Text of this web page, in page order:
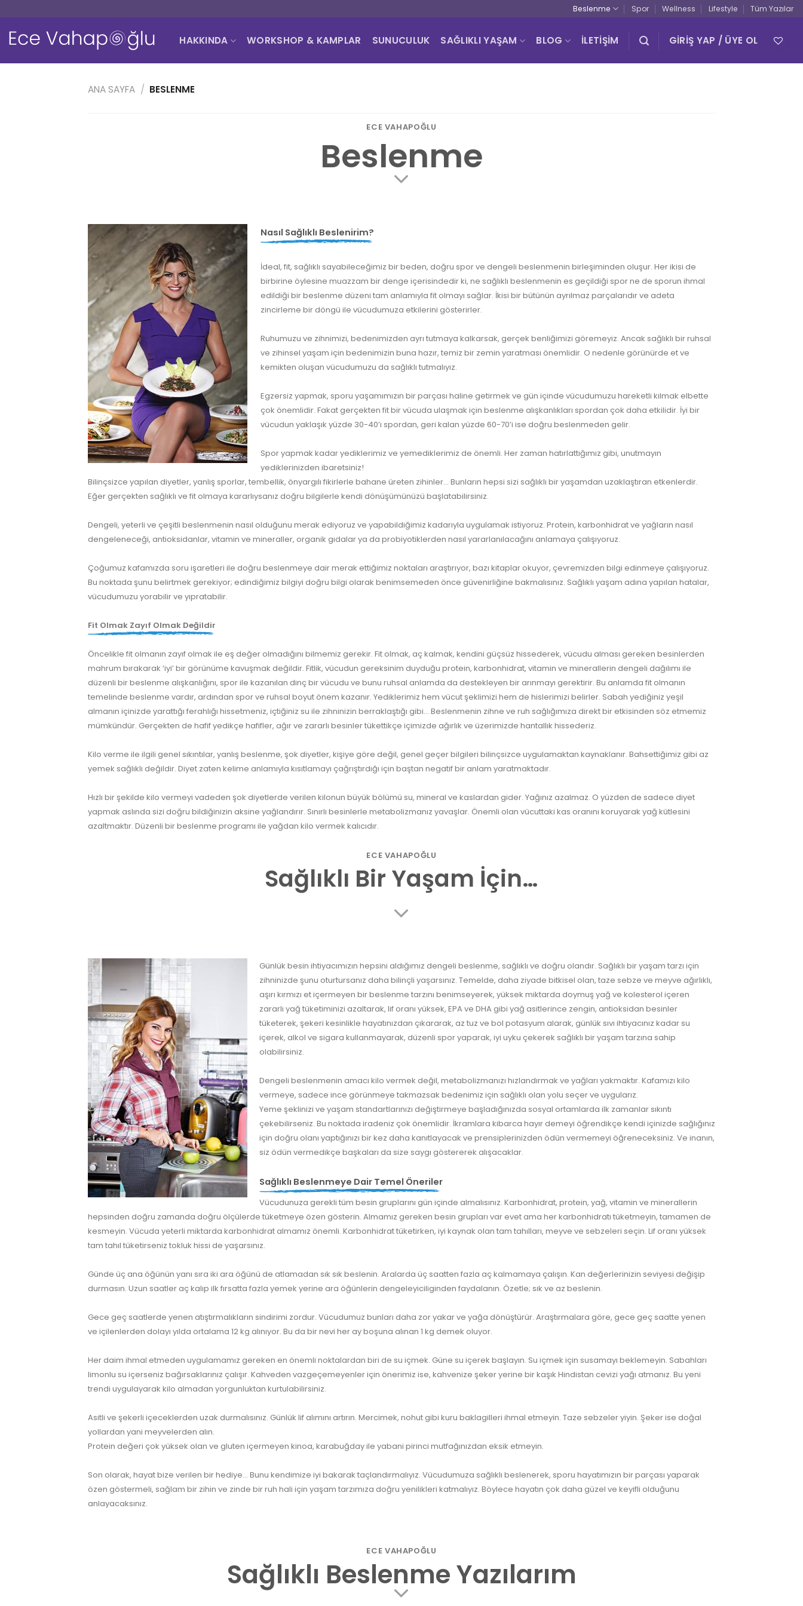
content
Beslenme Spor Wellness Lifestyle Tüm Yazılar
HAKKINDA WORKSHOP & KAMPLAR SUNUCULUK SAĞLIKLI YAŞAM BLOG İLETİŞİM GIRIŞ YAP / ÜYE OL
ANA SAYFA / BESLENME
ECE VAHAPOĞLU
Beslenme
Nasıl Sağlıklı Beslenirim?
İdeal, fit, sağlıklı sayabileceğimiz bir beden, doğru spor ve dengeli beslenmenin birleşiminden oluşur. Her ikisi de
birbirine öylesine muazzam bir denge içerisindedir ki, ne sağlıklı beslenmenin es geçildiği spor ne de sporun ihmal
edildiği bir beslenme düzeni tam anlamıyla fit olmayı sağlar. İkisi bir bütünün ayrılmaz parçalarıdır ve adeta
zincirleme bir döngü ile vücudumuza etkilerini gösterirler.
Ruhumuzu ve zihnimizi, bedenimizden ayrı tutmaya kalkarsak, gerçek benliğimizi göremeyiz. Ancak sağlıklı bir ruhsal
ve zihinsel yaşam için bedenimizin buna hazır, temiz bir zemin yaratması önemlidir. O nedenle görünürde et ve
kemikten oluşan vücudumuzu da sağlıklı tutmalıyız.
Egzersiz yapmak, sporu yaşamımızın bir parçası haline getirmek ve gün içinde vücudumuzu hareketli kılmak elbette
çok önemlidir. Fakat gerçekten fit bir vücuda ulaşmak için beslenme alışkanlıkları spordan çok daha etkilidir. İyi bir
vücudun yaklaşık yüzde 30-40’ı spordan, geri kalan yüzde 60-70’i ise doğru beslenmeden gelir.
Spor yapmak kadar yediklerimiz ve yemediklerimiz de önemli. Her zaman hatırlattığımız gibi, unutmayın
yediklerinizden ibaretsiniz!
Bilinçsizce yapılan diyetler, yanlış sporlar, tembellik, önyargılı fikirlerle bahane üreten zihinler… Bunların hepsi sizi sağlıklı bir yaşamdan uzaklaştıran etkenlerdir.
Eğer gerçekten sağlıklı ve fit olmaya kararlıysanız doğru bilgilerle kendi dönüşümünüzü başlatabilirsiniz.
Dengeli, yeterli ve çeşitli beslenmenin nasıl olduğunu merak ediyoruz ve yapabildiğimiz kadarıyla uygulamak istiyoruz. Protein, karbonhidrat ve yağların nasıl
dengeleneceği, antioksidanlar, vitamin ve mineraller, organik gıdalar ya da probiyotiklerden nasıl yararlanılacağını anlamaya çalışıyoruz.
Çoğumuz kafamızda soru işaretleri ile doğru beslenmeye dair merak ettiğimiz noktaları araştırıyor, bazı kitaplar okuyor, çevremizden bilgi edinmeye çalışıyoruz.
Bu noktada şunu belirtmek gerekiyor; edindiğimiz bilgiyi doğru bilgi olarak benimsemeden önce güvenirliğine bakmalısınız. Sağlıklı yaşam adına yapılan hatalar,
vücudumuzu yorabilir ve yıpratabilir.
Fit Olmak Zayıf Olmak Değildir
Öncelikle fit olmanın zayıf olmak ile eş değer olmadığını bilmemiz gerekir. Fit olmak, aç kalmak, kendini güçsüz hissederek, vücudu alması gereken besinlerden
mahrum bırakarak ‘iyi’ bir görünüme kavuşmak değildir. Fitlik, vücudun gereksinim duyduğu protein, karbonhidrat, vitamin ve minerallerin dengeli dağılımı ile
düzenli bir beslenme alışkanlığını, spor ile kazanılan dinç bir vücudu ve bunu ruhsal anlamda da destekleyen bir arınmayı gerektirir. Bu anlamda fit olmanın
temelinde beslenme vardır, ardından spor ve ruhsal boyut önem kazanır. Yediklerimiz hem vücut şeklimizi hem de hislerimizi belirler. Sabah yediğiniz yeşil
almanın içinizde yarattığı ferahlığı hissetmeniz, içtiğiniz su ile zihninizin berraklaştığı gibi… Beslenmenin zihne ve ruh sağlığımıza direkt bir etkisinden söz etmemiz
mümkündür. Gerçekten de hafif yedikçe hafifler, ağır ve zararlı besinler tükettikçe içimizde ağırlık ve üzerimizde hantallık hissederiz.
Kilo verme ile ilgili genel sıkıntılar, yanlış beslenme, şok diyetler, kişiye göre değil, genel geçer bilgileri bilinçsizce uygulamaktan kaynaklanır. Bahsettiğimiz gibi az
yemek sağlıklı değildir. Diyet zaten kelime anlamıyla kısıtlamayı çağrıştırdığı için baştan negatif bir anlam yaratmaktadır.
Hızlı bir şekilde kilo vermeyi vadeden şok diyetlerde verilen kilonun büyük bölümü su, mineral ve kaslardan gider. Yağınız azalmaz. O yüzden de sadece diyet
yapmak aslında sizi doğru bildiğinizin aksine yağlandırır. Sınırlı besinlerle metabolizmanız yavaşlar. Önemli olan vücuttaki kas oranını koruyarak yağ kütlesini
azaltmaktır. Düzenli bir beslenme programı ile yağdan kilo vermek kalıcıdır.
ECE VAHAPOĞLU
Sağlıklı Bir Yaşam İçin…
Günlük besin ihtiyacımızın hepsini aldığımız dengeli beslenme, sağlıklı ve doğru olandır. Sağlıklı bir yaşam tarzı için
zihninizde şunu oturtursanız daha bilinçli yaşarsınız. Temelde, daha ziyade bitkisel olan, taze sebze ve meyve ağırlıklı,
aşırı kırmızı et içermeyen bir beslenme tarzını benimseyerek, yüksek miktarda doymuş yağ ve kolesterol içeren
zararlı yağ tüketiminizi azaltarak, lif oranı yüksek, EPA ve DHA gibi yağ asitlerince zengin, antioksidan besinler
tüketerek, şekeri kesinlikle hayatınızdan çıkararak, az tuz ve bol potasyum alarak, günlük sıvı ihtiyacınız kadar su
içerek, alkol ve sigara kullanmayarak, düzenli spor yaparak, iyi uyku çekerek sağlıklı bir yaşam tarzına sahip
olabilirsiniz.
Dengeli beslenmenin amacı kilo vermek değil, metabolizmanızı hızlandırmak ve yağları yakmaktır. Kafamızı kilo
vermeye, sadece ince görünmeye takmazsak bedenimiz için sağlıklı olan yolu seçer ve uygularız.
Yeme şeklinizi ve yaşam standartlarınızı değiştirmeye başladığınızda sosyal ortamlarda ilk zamanlar sıkıntı
çekebilirseniz. Bu noktada iradeniz çok önemlidir. İkramlara kibarca hayır demeyi öğrendikçe kendi içinizde sağlığınız
için doğru olanı yaptığınızı bir kez daha kanıtlayacak ve prensiplerinizden ödün vermemeyi öğreneceksiniz. Ve inanın,
siz ödün vermedikçe başkaları da size saygı göstererek alışacaklar.
Sağlıklı Beslenmeye Dair Temel Öneriler
Vücudunuza gerekli tüm besin gruplarını gün içinde almalısınız. Karbonhidrat, protein, yağ, vitamin ve minerallerin
hepsinden doğru zamanda doğru ölçülerde tüketmeye özen gösterin. Almamız gereken besin grupları var evet ama her karbonhidratı tüketmeyin, tamamen de
kesmeyin. Vücuda yeterli miktarda karbonhidrat almamız önemli. Karbonhidrat tüketirken, iyi kaynak olan tam tahılları, meyve ve sebzeleri seçin. Lif oranı yüksek
tam tahıl tüketirseniz tokluk hissi de yaşarsınız.
Günde üç ana öğünün yanı sıra iki ara öğünü de atlamadan sık sık beslenin. Aralarda üç saatten fazla aç kalmamaya çalışın. Kan değerlerinizin seviyesi değişip
durmasın. Uzun saatler aç kalıp ilk fırsatta fazla yemek yerine ara öğünlerin dengeleyiciliginden faydalanın. Özetle; sık ve az beslenin.
Gece geç saatlerde yenen atıştırmalıkların sindirimi zordur. Vücudumuz bunları daha zor yakar ve yağa dönüştürür. Araştırmalara göre, gece geç saatte yenen
ve içilenlerden dolayı yılda ortalama 12 kg alınıyor. Bu da bir nevi her ay boşuna alınan 1 kg demek oluyor.
Her daim ihmal etmeden uygulamamız gereken en önemli noktalardan biri de su içmek. Güne su içerek başlayın. Su içmek için susamayı beklemeyin. Sabahları
limonlu su içerseniz bağırsaklarınız çalışır. Kahveden vazgeçemeyenler için önerimiz ise, kahvenize şeker yerine bir kaşık Hindistan cevizi yağı atmanız. Bu yeni
trendi uygulayarak kilo almadan yorgunluktan kurtulabilirsiniz.
Asitli ve şekerli içeceklerden uzak durmalısınız. Günlük lif alımını artırın. Mercimek, nohut gibi kuru baklagilleri ihmal etmeyin. Taze sebzeler yiyin. Şeker ise doğal
yollardan yani meyvelerden alın.
Protein değeri çok yüksek olan ve gluten içermeyen kinoa, karabuğday ile yabani pirinci mutfağınızdan eksik etmeyin.
Son olarak, hayat bize verilen bir hediye… Bunu kendimize iyi bakarak taçlandırmalıyız. Vücudumuza sağlıklı beslenerek, sporu hayatımızın bir parçası yaparak
özen göstermeli, sağlam bir zihin ve zinde bir ruh hali için yaşam tarzımıza doğru yenilikleri katmalıyız. Böylece hayatın çok daha güzel ve keyifli olduğunu
anlayacaksınız.
ECE VAHAPOĞLU
Sağlıklı Beslenme Yazılarım